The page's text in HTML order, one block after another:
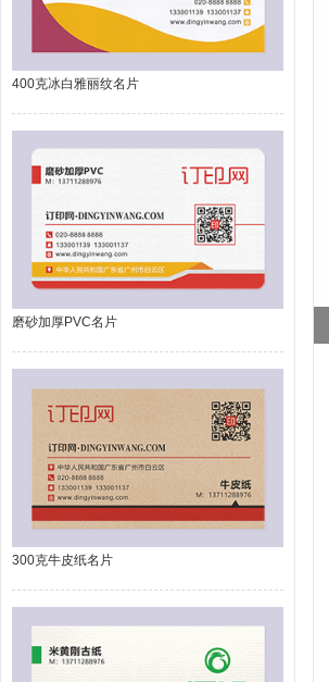
400克冰白雅丽纹名片
磨砂加厚PVC名片
300克牛皮纸名片